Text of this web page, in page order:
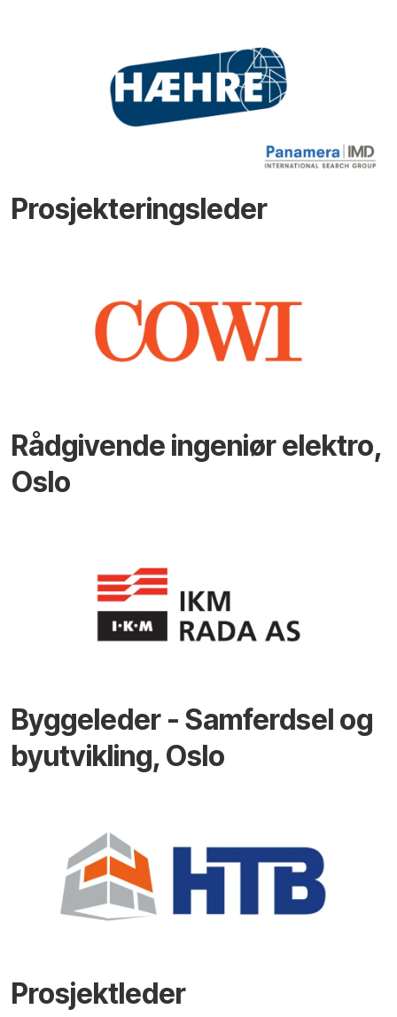
Prosjekteringsleder
Rådgivende ingeniør elektro,
Oslo
Byggeleder - Samferdsel og
byutvikling, Oslo
Prosjektleder